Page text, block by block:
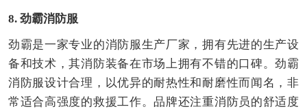
8. 劲霸消防服
劲霸是一家专业的消防服生产厂家，拥有先进的生产设
备和技术，其消防装备在市场上拥有不错的口碑。劲霸
消防服设计合理，以优异的耐热性和耐磨性而闻名，非
常适合高强度的救援工作。品牌还注重消防员的舒适度